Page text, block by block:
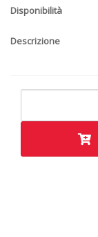
Disponibilità
Descrizione